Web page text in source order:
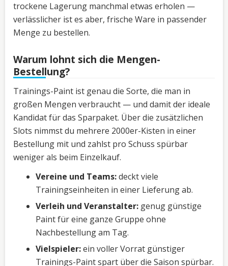
trockene Lagerung manchmal etwas erholen —
verlässlicher ist es aber, frische Ware in passender
Menge zu bestellen.
Warum lohnt sich die Mengen-
Bestellung?
Trainings-Paint ist genau die Sorte, die man in
großen Mengen verbraucht — und damit der ideale
Kandidat für das Sparpaket. Über die zusätzlichen
Slots nimmst du mehrere 2000er-Kisten in einer
Bestellung mit und zahlst pro Schuss spürbar
weniger als beim Einzelkauf.
Vereine und Teams:deckt viele
Trainingseinheiten in einer Lieferung ab.
Verleih und Veranstalter: genug günstige
Paint für eine ganze Gruppe ohne
Nachbestellung am Tag.
Vielspieler:ein voller Vorrat günstiger
Trainings-Paint spart über die Saison spürbar.